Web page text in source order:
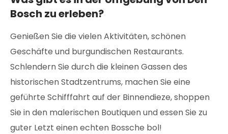
Bosch zu erleben?
Genießen Sie die vielen Aktivitäten, schönen
Geschäfte und burgundischen Restaurants.
Schlendern Sie durch die kleinen Gassen des
historischen Stadtzentrums, machen Sie eine
geführte Schifffahrt auf der Binnendieze, shoppen
Sie in den malerischen Boutiquen und essen Sie zu
guter Letzt einen echten Bossche bol!